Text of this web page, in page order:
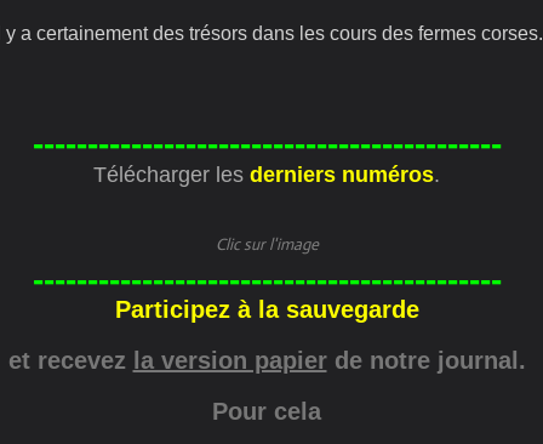
Il y a certainement des trésors dans les cours des fermes corses.
-------------------------------------------
Télécharger les derniers numéros.
Clic sur l'image
-------------------------------------------
Participez à la sauvegarde
et recevez la version papier de notre journal.
Pour cela